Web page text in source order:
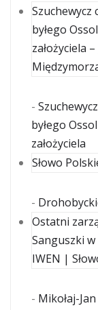
Szuchewycz
byłego
założyciela
-
byłego
założyciela
Słowo
-
Ostatni
Sanguszki w
IWEN |
- Mikołaj-